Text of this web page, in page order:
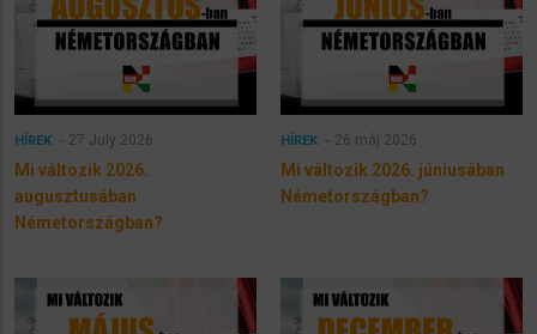
HÍREK 27 July 2026
Mi változik 2026.
augusztusában
Németországban?
HÍREK 26 máj 2026
Mi változik 2026. júniusában
Németországban?